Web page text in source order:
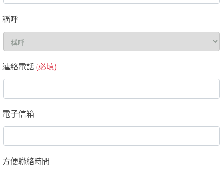
稱呼
連絡電話(必填)
電子信箱
方便聯絡時間